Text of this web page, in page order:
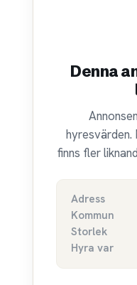
Denna
hyresvärden.
finns fler
Adress
Kommun
Storlek
Hyra var